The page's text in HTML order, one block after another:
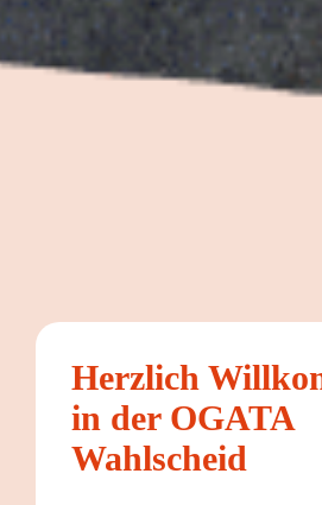
Herzlich
in der OGATA
Wahlscheid